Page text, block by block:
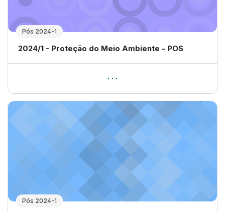
Pós 2024-1
Nome da disciplina
2024/1 - Proteção do Meio Ambiente - POS
Pós 2024-1